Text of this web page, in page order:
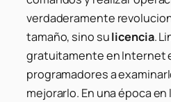
verdaderamente
tamaño, sino sulicencia.
gratuitamente en Internet
programadores a
mejorarlo. En una época